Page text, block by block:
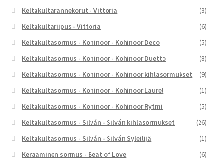
Keltakultarannekorut - Vittoria
(3)
Keltakultariipus - Vittoria
(6)
Keltakultasormus - Kohinoor - Kohinoor Deco
(5)
Keltakultasormus - Kohinoor - Kohinoor Duetto
(8)
Keltakultasormus - Kohinoor - Kohinoor kihlasormukset
(9)
Keltakultasormus - Kohinoor - Kohinoor Laurel
(1)
Keltakultasormus - Kohinoor - Kohinoor Rytmi
(5)
Keltakultasormus - Silván - Silván kihlasormukset
(26)
Keltakultasormus - Silván - Silván Syleilijä
(1)
Keraaminen sormus - Beat of Love
(6)